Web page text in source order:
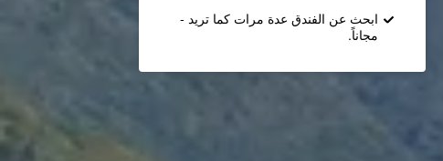
ابحث عن الفندق عدة مرات كما تريد -
مجاناً.